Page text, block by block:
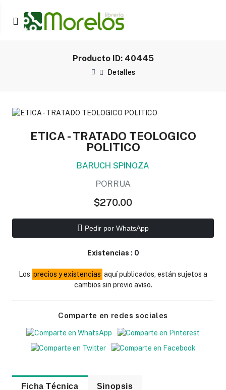
Producto ID: 40445
Detalles
ETICA - TRATADO TEOLOGICO
POLITICO
BARUCH SPINOZA
PORRUA
$270.00
Pedir por WhatsApp
Existencias : 0
Los precios y existencias aquí publicados, están sujetos a
cambios sin previo aviso.
Comparte en redes sociales
Ficha Técnica Sinopsis